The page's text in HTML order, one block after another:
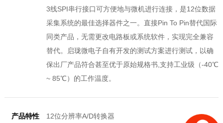
3线SPI串行接口可方便地与微机进行连接，是12位数据
采集系统的最佳选择器件之一。直接Pin To Pin替代国际
同类产品，无需更改电路板或系统软件，实现完全兼容
替代。启珑微电子自有开发的测试方案进行测试，以确
保出厂产品符合甚至优于原始规格书,支持工业级（-40℃
~ 85℃）的工作温度。
产品特性
12位分辨率A/D转换器